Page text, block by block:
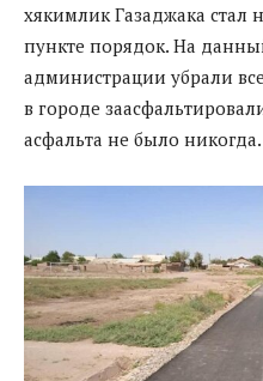
хякимлик Газаджака стал
пункте порядок. На
администрации убрали
в городе
асфальта не было никогда.